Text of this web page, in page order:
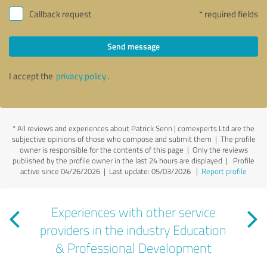
Callback request * required fields
Send message
I accept the privacy policy.
*All reviews and experiences about Patrick Senn | comexperts Ltd are the
subjective opinions of those who compose and submit them | The profile
owner is responsible for the contents of this page | Only the reviews
published by the profile owner in the last 24 hours are displayed | Profile
active since 04/26/2026 | Last update: 05/03/2026 | Report profile
Experiences with other service
providers in the industry Education
& Professional Development